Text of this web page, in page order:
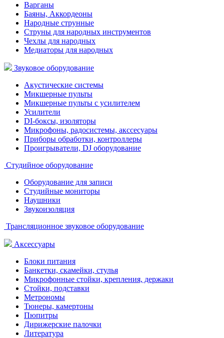
Варганы
Баяны, Аккордеоны
Народные струнные
Струны для народных инструментов
Чехлы для народных
Медиаторы для народных
Звуковое оборудование
Акустические системы
Микшерные пульты
Микшерные пульты с усилителем
Усилители
DI-боксы, изоляторы
Микрофоны, радосистемы, акссесуары
Приборы обработки, контроллеры
Проигрыватели, DJ оборудование
Студийное оборудование
Оборудование для записи
Студийные мониторы
Наушники
Звукоизоляция
Трансляционное звуковое оборудование
Аксессуары
Блоки питания
Банкетки, скамейки, стулья
Микрофонные стойки, крепления, держаки
Стойки, подставки
Метрономы
Тюнеры, камертоны
Пюпитры
Дирижерские палочки
Литература